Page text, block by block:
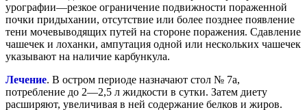
урографии—резкое ограничение подвижности пораженной
почки придыхании, отсутствие или более позднее появление
тени мочевыводящих путей на стороне поражения. Сдавление
чашечек и лоханки, ампутация одной или нескольких чашечек
указывают на наличие карбункула.
Лечение. В остром периоде назначают стол № 7а,
потребление до 2—2,5 л жидкости в сутки. Затем диету
расширяют, увеличивая в ней содержание белков и жиров.